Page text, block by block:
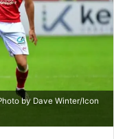
by Dave Winter/Icon